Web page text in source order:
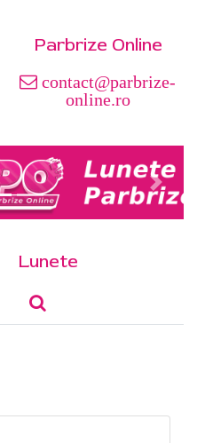
Parbrize Online
contact@parbrize-
online.ro
Lunete